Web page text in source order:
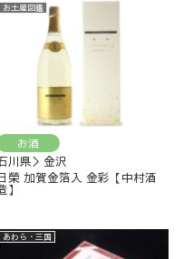
お土産図鑑
お酒
川県＞金沢
榮 加賀金箔入 金彩【中村酒
】
あわら・三国